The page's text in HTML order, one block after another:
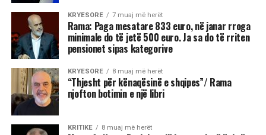
KRYESORE 7 muaj më herët
Rama: Paga mesatare 833 euro, në janar rroga
minimale do të jetë 500 euro. Ja sa do të rriten
pensionet sipas kategorive
KRYESORE 8 muaj më herët
“Thjesht për kënaqësinë e shqipes”/ Rama
njofton botimin e një libri
KRITIKE 8 muaj më herët